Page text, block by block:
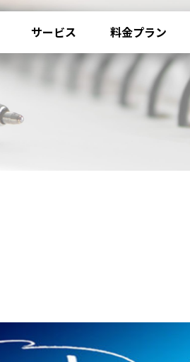
サービス 料金プラン